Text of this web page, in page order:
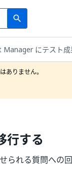
search
Search
Manager にテスト
ありません。
行する
られる質問への